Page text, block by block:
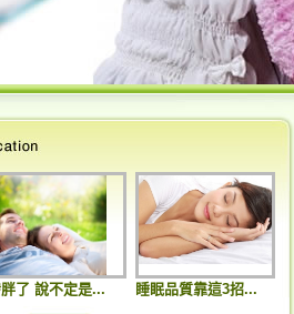
了 說不定是... 睡眠品質靠這3招...